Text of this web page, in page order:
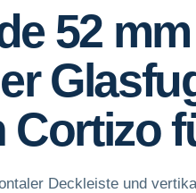
52
Cortizo
Deckleiste und